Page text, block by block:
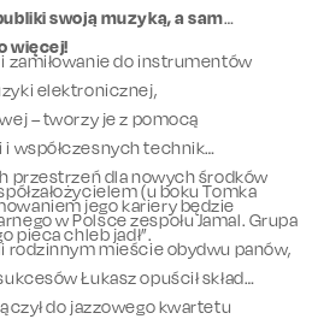
swoją muzyką, a sam
więcej!
zamiłowanie do instrumentów
elektronicznej,
– tworzy je z pomocą
współczesnych technik
przestrzeń dla nowych środków
jego kariery będzie
pieca chleb jadł”.
(u boku Tomka
w Polsce zespołu Jamal. Grupa
rodzinnym mieście obydwu panów,
Łukasz opuścił skład
do jazzowego kwartetu